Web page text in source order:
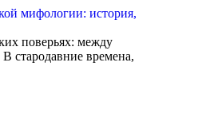
мифологии: история,
поверьях: между
стародавние времена,